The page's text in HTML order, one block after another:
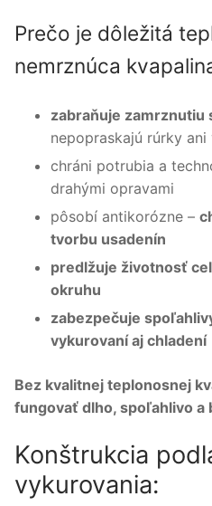
Prečo je dôležitá
nemrznúca
zabraňuje zamrznutiu
nepopraskajú rúrky ani
chráni potrubia a
drahými opravami
pôsobí antikorózne –
tvorbu usadenín
predlžuje životnosť
okruhu
zabezpečuje
vykurovaní aj chladení
Bez kvalitnej teplonosnej
fungovať dlho, spoľahlivo a
Konštrukcia
vykurovania: